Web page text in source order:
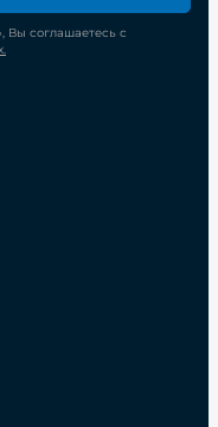
Вы соглашаетесь с